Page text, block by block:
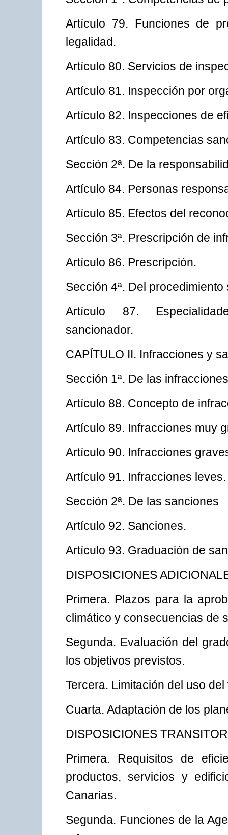
Artículo 79. Funciones de
legalidad.
Artículo 80. Servicios de
Artículo 81. Inspección por
Artículo 82. Inspecciones de
Artículo 83. Competencias
Sección 2ª. De la
Artículo 84. Personas
Artículo 85. Efectos del
Sección 3ª. Prescripción de
Artículo 86. Prescripción.
Sección 4ª. Del
Artículo 87.
sancionador.
CAPÍTULO II. Infracciones y
Sección 1ª. De las infracciones
Artículo 88. Concepto de
Artículo 89. Infracciones muy
Artículo 90. Infracciones
Artículo 91. Infracciones leves.
Sección 2ª. De las sanciones
Artículo 92. Sanciones.
Artículo 93. Graduación de
DISPOSICIONES
Primera. Plazos para la
climático y consecuencias de
Segunda. Evaluación del
los objetivos previstos.
Tercera. Limitación del uso
Cuarta. Adaptación de los
DISPOSICIONES
Primera. Requisitos de
productos, servicios y
Canarias.
Segunda. Funciones de la